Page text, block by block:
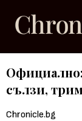
Официално:
сълзи,
Chronicle.bg